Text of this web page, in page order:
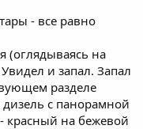
- все равно
(оглядываясь на
и запал. Запал
разделе
с панорамной
красный на бежевой